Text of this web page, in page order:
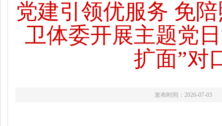
党建引领优服务 免
卫体委开展主题党
扩面”对
发布时间：2026-07-03